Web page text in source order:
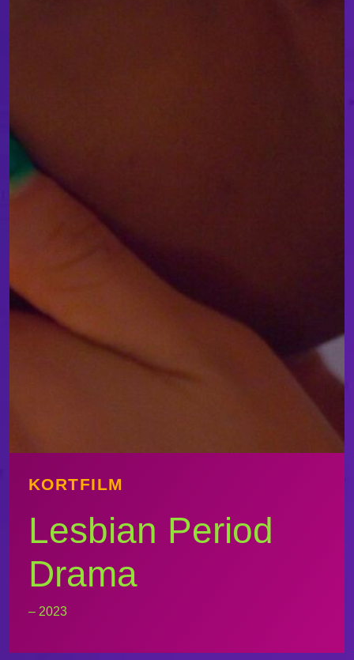
KORTFILM
Lesbian Period
Drama
– 2023